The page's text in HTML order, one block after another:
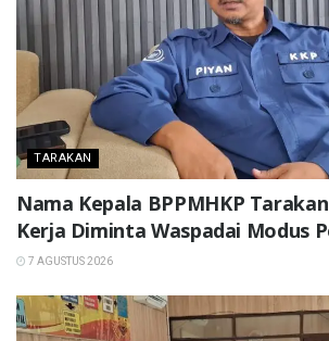
TARAKAN
Nama Kepala BPPMHKP
Kerja Diminta Waspadai Modus
7 AGUSTUS 2026